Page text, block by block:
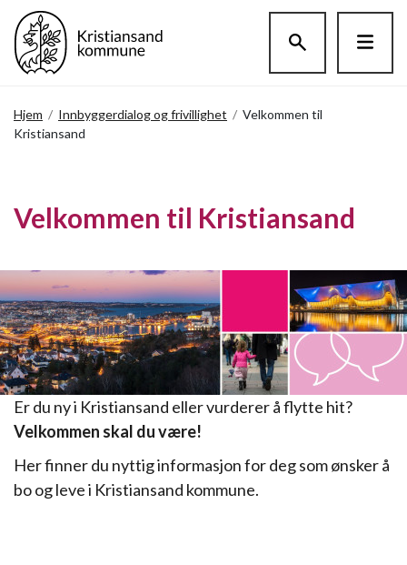
Hjem / Innbyggerdialog og frivillighet / Velkommen til
Kristiansand
Velkommen til Kristiansand
Er du ny i Kristiansand eller vurderer å flytte hit?
Velkommen skal du være!
Her finner du nyttig informasjon for deg som ønsker å
bo og leve i Kristiansand kommune.